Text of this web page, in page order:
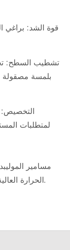
قوة الشد: براغي
تشطيب السطح:
بلمسة مصقولة
التخصيص:
لمتطلبات
مسامير
الحرارة العالية أو للتطبيقات التي تتطلب قوة عالية ومتانة.